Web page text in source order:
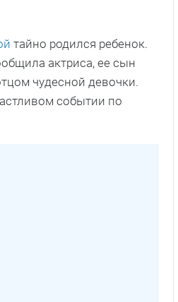
тайно родился ребенок.
актриса, ее сын
чудесной девочки.
событии по